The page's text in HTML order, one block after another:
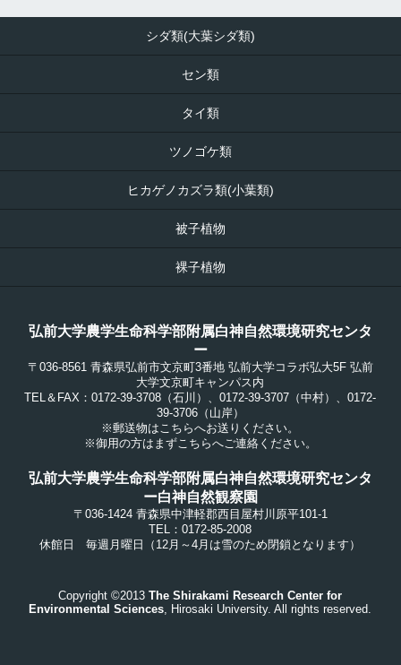
シダ類(大葉シダ類)
セン類
タイ類
ツノゴケ類
ヒカゲノカズラ類(小葉類)
被子植物
裸子植物
弘前大学農学生命科学部附属白神自然環境研究センタ
ー
〒036-8561 青森県弘前市文京町3番地 弘前大学コラボ弘大5F 弘前
大学文京町キャンパス内
TEL＆FAX：0172-39-3708（石川）、0172-39-3707（中村）、0172-
39-3706（山岸）
※郵送物はこちらへお送りください。
※御用の方はまずこちらへご連絡ください。
弘前大学農学生命科学部附属白神自然環境研究センタ
ー白神自然観察園
〒036-1424 青森県中津軽郡西目屋村川原平101-1
TEL：0172-85-2008
休館日 毎週月曜日（12月～4月は雪のため閉鎖となります）
Copyright ©2013The Shirakami Research Center for
Environmental Sciences , Hirosaki University. All rights reserved.